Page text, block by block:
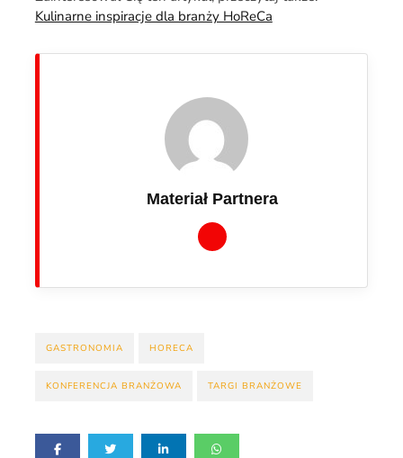
Kulinarne inspiracje dla branży HoReCa
Materiał Partnera
GASTRONOMIA HORECA
KONFERENCJA BRANŻOWA TARGI BRANŻOWE